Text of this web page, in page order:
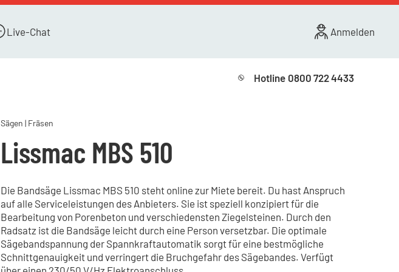
Live-Chat Anmelden
Hotline 0800 722 4433
Sägen | Fräsen
Lissmac MBS 510
Die Bandsäge Lissmac MBS 510 steht online zur Miete bereit. Du hast Anspruch
auf alle Serviceleistungen des Anbieters. Sie ist speziell konzipiert für die
Bearbeitung von Porenbeton und verschiedensten Ziegelsteinen. Durch den
Radsatz ist die Bandsäge leicht durch eine Person versetzbar. Die optimale
Sägebandspannung der Spannkraftautomatik sorgt für eine bestmögliche
Schnittgenauigkeit und verringert die Bruchgefahr des Sägebandes. Verfügt